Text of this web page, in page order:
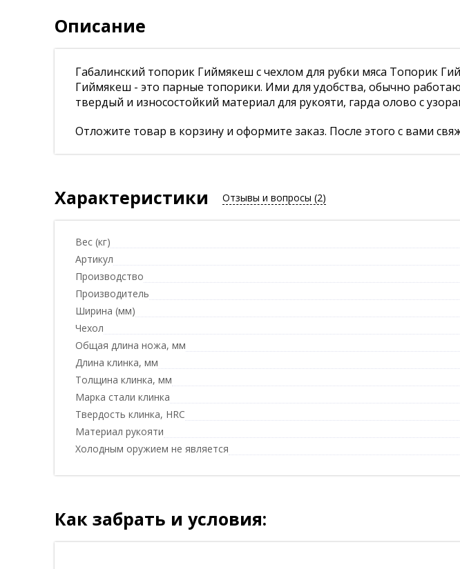
Описание
Габалинский топорик Гиймякеш с чехлом для рубки мяса Топорик
Гиймякеш - это парные топорики. Ими для удобства, обычно
твердый и износостойкий материал для рукояти, гарда олово с
Отложите товар в корзину и оформите заказ. После этого с вами
Характеристики Отзывы и вопросы (2)
Вес (кг)
Артикул
Производство
Производитель
Ширина (мм)
Чехол
Общая длина ножа, мм
Длина клинка, мм
Толщина клинка, мм
Марка стали клинка
Твердость клинка, HRC
Материал рукояти
Холодным оружием не является
Как забрать и условия: